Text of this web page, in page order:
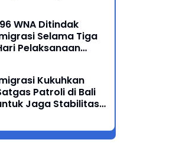
WNA Ditindak
Selama Tiga
Pelaksanaan
Kukuhkan
Patroli di Bali
Jaga Stabilitas